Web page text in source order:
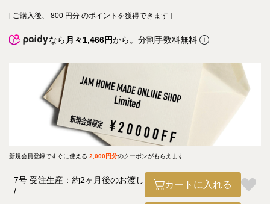
[ ご購入後、 800 円分 のポイントを獲得できます ]
なら 月々1,466円から。分割手数料無料
新規会員登録ですぐに使える 2,000円分のクーポンがもらえます
7号 受注生産：約2ヶ月後のお渡し カートに入れる